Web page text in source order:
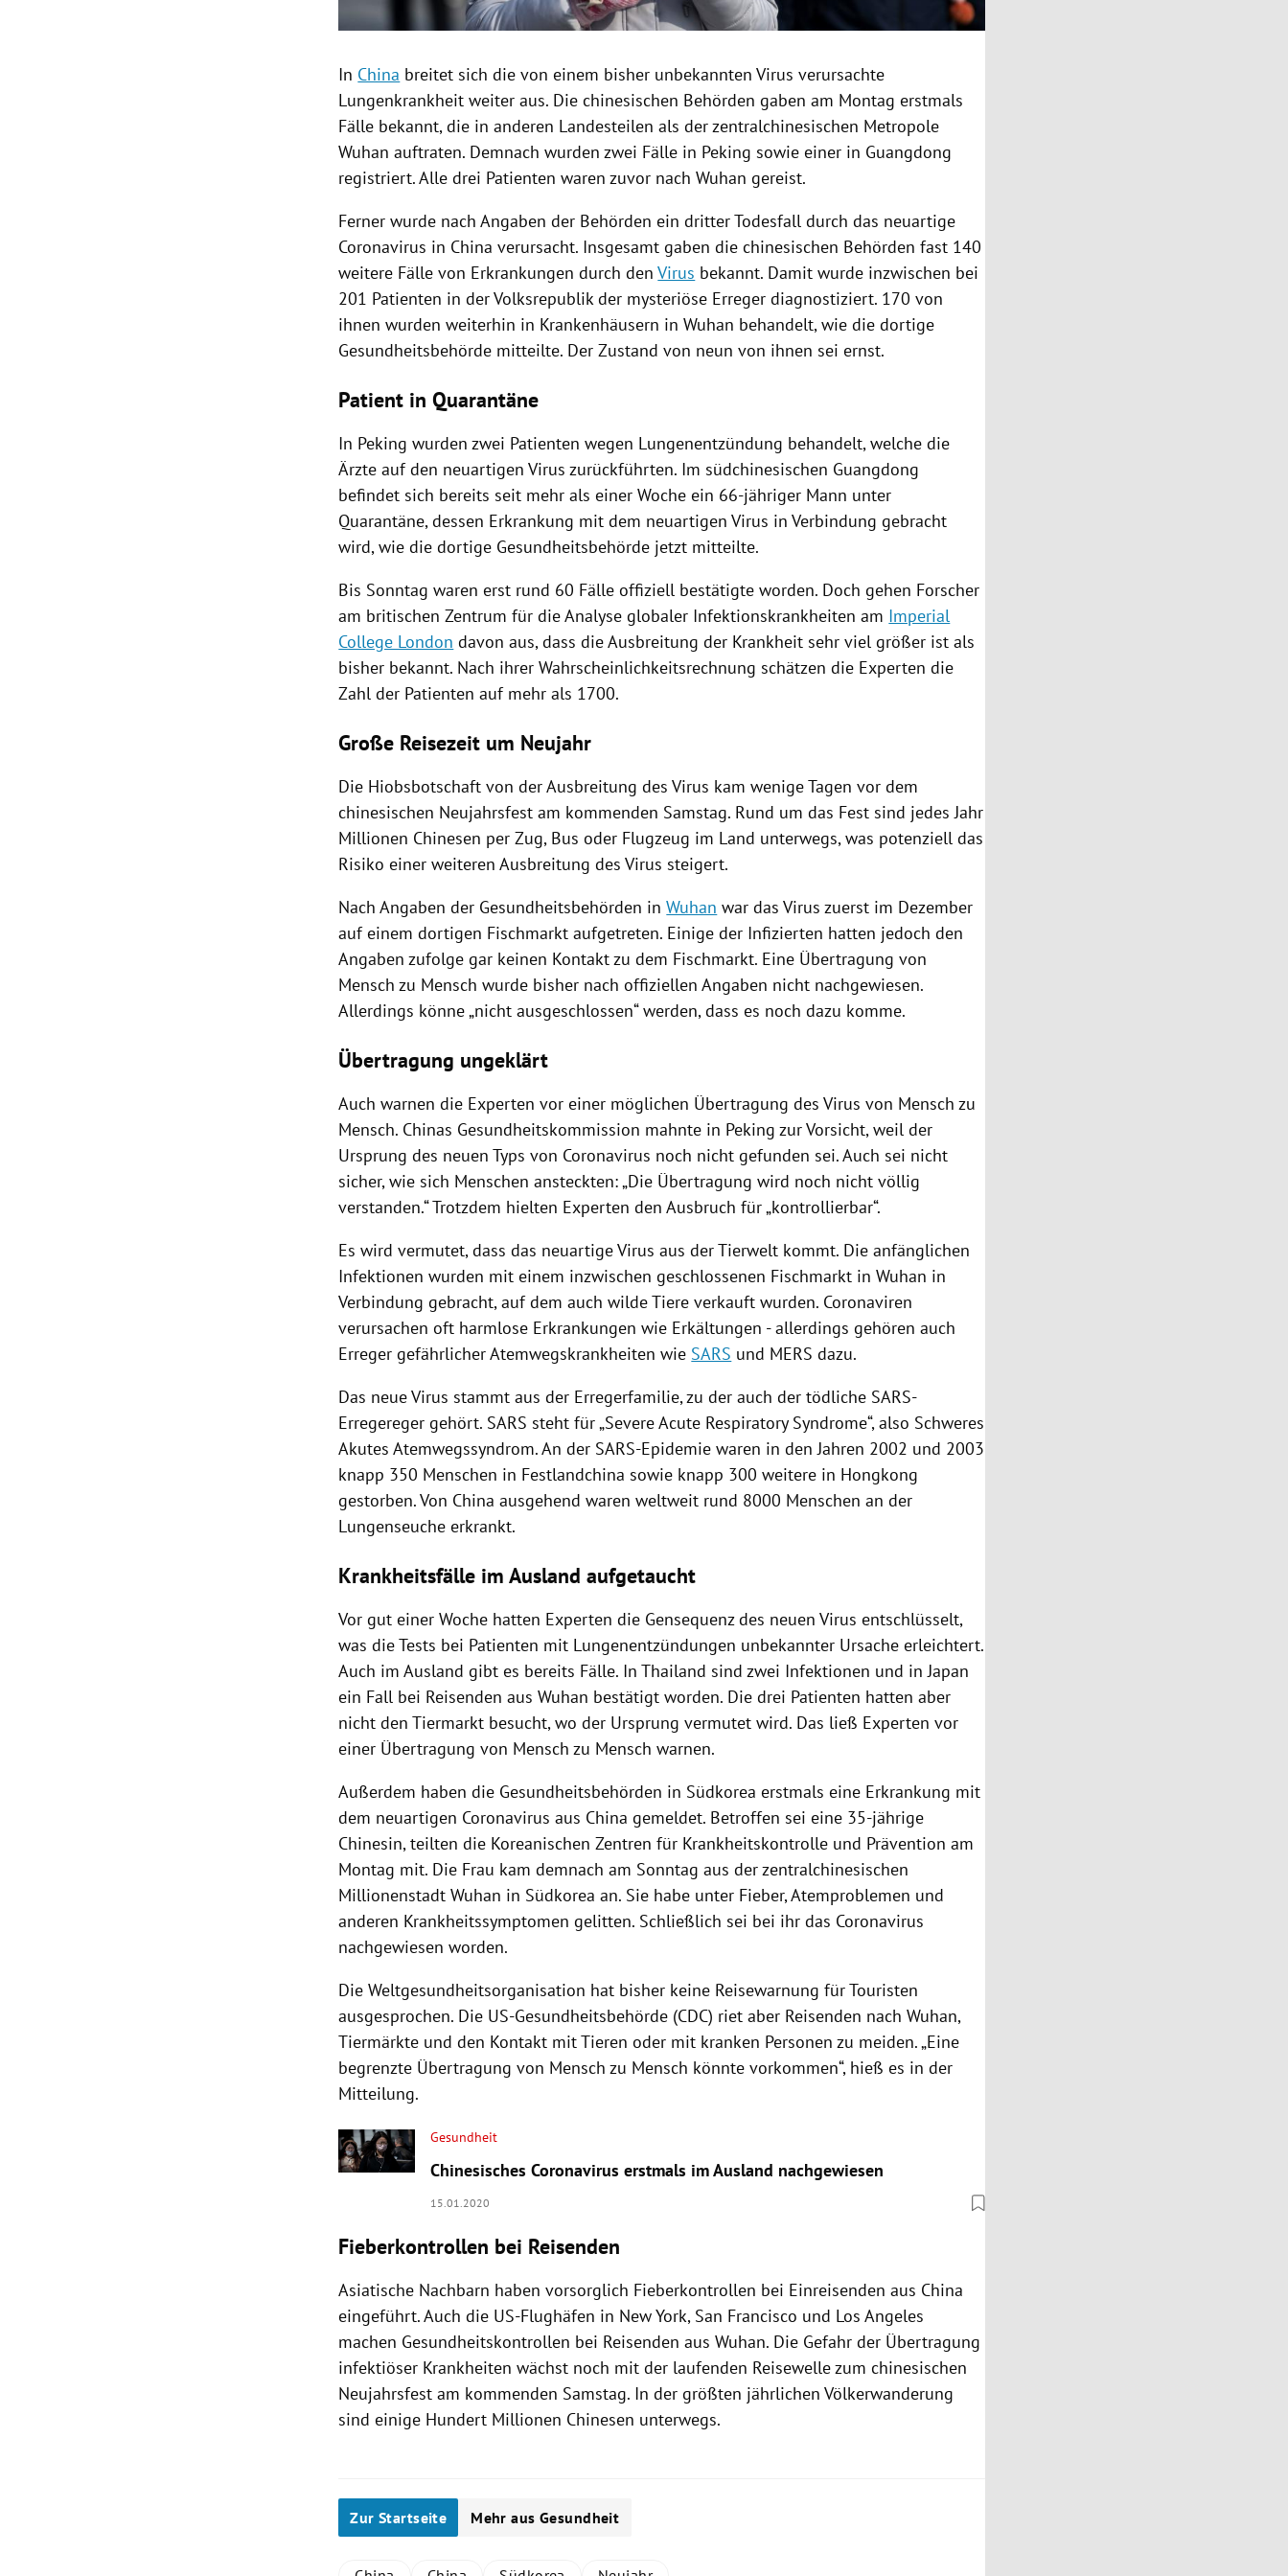
In China breitet sich die von einem bisher unbekanntenVirus verursachte
Lungenkrankheit weiter aus. Die chinesischen Behörden gaben am Montag erstmals
Fälle bekannt, die in anderen Landesteilen als der zentralchinesischen Metropole
Wuhan auftraten. Demnach wurden zwei Fälle in Peking sowie einer in Guangdong
registriert. Alle drei Patienten waren zuvor nachWuhan gereist.
Ferner wurde nach Angaben der Behörden ein dritterTodesfall durch das neuartige
Coronavirus in China verursacht. Insgesamt gaben die chinesischen Behörden fast 140
weitere Fälle von Erkrankungen durch denVirus bekannt. Damit wurde inzwischen bei
201 Patienten in der Volksrepublik der mysteriöse Erreger diagnostiziert. 170 von
ihnen wurden weiterhin in Krankenhäusern inWuhan behandelt, wie die dortige
Gesundheitsbehörde mitteilte. Der Zustand von neun von ihnen sei ernst.
Patient in Quarantäne
In Peking wurden zwei Patienten wegen Lungenentzündung behandelt, welche die
Ärzte auf den neuartigenVirus zurückführten. Im südchinesischen Guangdong
befindet sich bereits seit mehr als einer Woche ein 66-jähriger Mann unter
Quarantäne, dessen Erkrankung mit dem neuartigenVirus in Verbindung gebracht
wird, wie die dortige Gesundheitsbehörde jetzt mitteilte.
Bis Sonntag waren erst rund 60 Fälle offiziell bestätigte worden. Doch gehen Forscher
am britischen Zentrum für die Analyse globaler Infektionskrankheiten am Imperial
College London davon aus, dass die Ausbreitung der Krankheit sehr viel größer ist als
bisher bekannt. Nach ihrer Wahrscheinlichkeitsrechnung schätzen die Experten die
Zahl der Patienten auf mehr als 1700.
Große Reisezeit um Neujahr
Die Hiobsbotschaft von der Ausbreitung desVirus kam wenige Tagen vor dem
chinesischen Neujahrsfest am kommenden Samstag. Rund um das Fest sind jedes Jahr
Millionen Chinesen per Zug, Bus oder Flugzeug im Land unterwegs, was potenziell das
Risiko einer weiteren Ausbreitung desVirus steigert.
Nach Angaben der Gesundheitsbehörden inWuhan war dasVirus zuerst im Dezember
auf einem dortigen Fischmarkt aufgetreten. Einige der Infizierten hatten jedoch den
Angaben zufolge gar keinen Kontakt zu dem Fischmarkt. Eine Übertragung von
Mensch zu Mensch wurde bisher nach offiziellen Angaben nicht nachgewiesen.
Allerdings könne „nicht ausgeschlossen“ werden, dass es noch dazu komme.
Übertragung ungeklärt
Auch warnen die Experten vor einer möglichen Übertragung desVirus von Mensch zu
Mensch. Chinas Gesundheitskommission mahnte in Peking zur Vorsicht, weil der
Ursprung des neuen Typs von Coronavirus noch nicht gefunden sei. Auch sei nicht
sicher, wie sich Menschen ansteckten: „Die Übertragung wird noch nicht völlig
verstanden.“ Trotzdem hielten Experten den Ausbruch für „kontrollierbar“.
Es wird vermutet, dass das neuartigeVirus aus der Tierwelt kommt. Die anfänglichen
Infektionen wurden mit einem inzwischen geschlossenen Fischmarkt inWuhan in
Verbindung gebracht, auf dem auch wilde Tiere verkauft wurden. Coronaviren
verursachen oft harmlose Erkrankungen wie Erkältungen - allerdings gehören auch
Erreger gefährlicher Atemwegskrankheiten wie SARS und MERS dazu.
Das neueVirus stammt aus der Erregerfamilie, zu der auch der tödliche SARS-
Erregereger gehört. SARS steht für „Severe Acute Respiratory Syndrome“, also Schweres
Akutes Atemwegssyndrom. An der SARS-Epidemie waren in den Jahren 2002 und 2003
knapp 350 Menschen in Festlandchina sowie knapp 300 weitere in Hongkong
gestorben. Von China ausgehend waren weltweit rund 8000 Menschen an der
Lungenseuche erkrankt.
Krankheitsfälle im Ausland aufgetaucht
Vor gut einer Woche hatten Experten die Gensequenz des neuenVirus entschlüsselt,
was die Tests bei Patienten mit Lungenentzündungen unbekannter Ursache erleichtert.
Auch im Ausland gibt es bereits Fälle. InThailand sind zwei Infektionen und inJapan
ein Fall bei Reisenden ausWuhan bestätigt worden. Die drei Patienten hatten aber
nicht den Tiermarkt besucht, wo der Ursprung vermutet wird. Das ließ Experten vor
einer Übertragung von Mensch zu Mensch warnen.
Außerdem haben die Gesundheitsbehörden in Südkorea erstmals eine Erkrankung mit
dem neuartigen Coronavirus aus China gemeldet. Betroffen sei eine 35-jährige
Chinesin, teilten die Koreanischen Zentren für Krankheitskontrolle und Prävention am
Montag mit. Die Frau kam demnach am Sonntag aus der zentralchinesischen
MillionenstadtWuhan in Südkorea an. Sie habe unter Fieber, Atemproblemen und
anderen Krankheitssymptomen gelitten. Schließlich sei bei ihr das Coronavirus
nachgewiesen worden.
DieWeltgesundheitsorganisation hat bisher keine Reisewarnung für Touristen
ausgesprochen. Die US-Gesundheitsbehörde (CDC) riet aber Reisenden nachWuhan,
Tiermärkte und den Kontakt mit Tieren oder mit kranken Personen zu meiden. „Eine
begrenzte Übertragung von Mensch zu Mensch könnte vorkommen“, hieß es in der
Mitteilung.
Gesundheit
Chinesisches Coronavirus erstmals im Ausland nachgewiesen
15.01.2020
Fieberkontrollen bei Reisenden
Asiatische Nachbarn haben vorsorglich Fieberkontrollen bei Einreisenden aus China
eingeführt. Auch die US-Flughäfen in New York, San Francisco und Los Angeles
machen Gesundheitskontrollen bei Reisenden ausWuhan. Die Gefahr der Übertragung
infektiöser Krankheiten wächst noch mit der laufenden Reisewelle zum chinesischen
Neujahrsfest am kommenden Samstag. In der größten jährlichen Völkerwanderung
sind einige Hundert Millionen Chinesen unterwegs.
Zur Startseite Mehr aus Gesundheit